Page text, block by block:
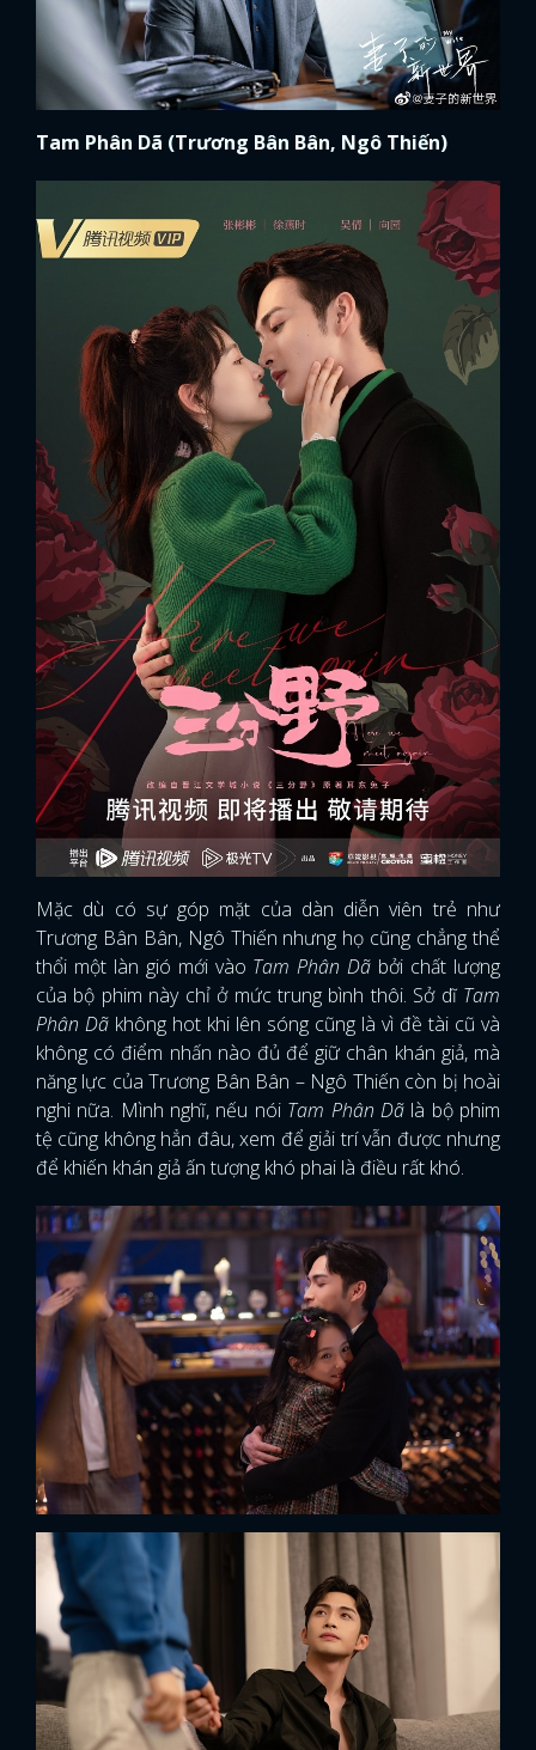
Tam Phân Dã (Trương Bân Bân, Ngô Thiến)
Mặc dù có sự góp mặt của dàn diễn viên trẻ như
Trương Bân Bân, Ngô Thiến nhưng họ cũng chẳng thể
thổi một làn gió mới vào Tam Phân Dã bởi chất lượng
của bộ phim này chỉ ở mức trung bình thôi. Sở dĩ Tam
Phân Dã không hot khi lên sóng cũng là vì đề tài cũ và
không có điểm nhấn nào đủ để giữ chân khán giả, mà
năng lực của Trương Bân Bân – Ngô Thiến còn bị hoài
nghi nữa. Mình nghĩ, nếu nói Tam Phân Dãlà bộ phim
tệ cũng không hẳn đâu, xem để giải trí vẫn được nhưng
để khiến khán giả ấn tượng khó phai là điều rất khó.